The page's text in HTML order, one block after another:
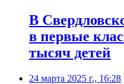
В
в первые
тысяч детей
24 марта 2025 г., 16:28